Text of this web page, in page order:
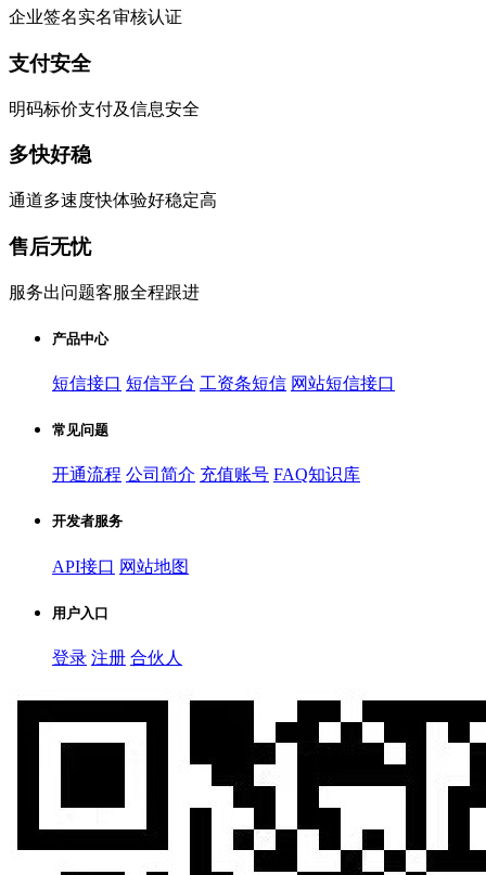
企业签名实名审核认证
支付安全
明码标价支付及信息安全
多快好稳
通道多速度快体验好稳定高
售后无忧
服务出问题客服全程跟进
产品中心
短信接口 短信平台 工资条短信 网站短信接口
常见问题
开通流程 公司简介 充值账号 FAQ知识库
开发者服务
API接口 网站地图
用户入口
登录 注册 合伙人